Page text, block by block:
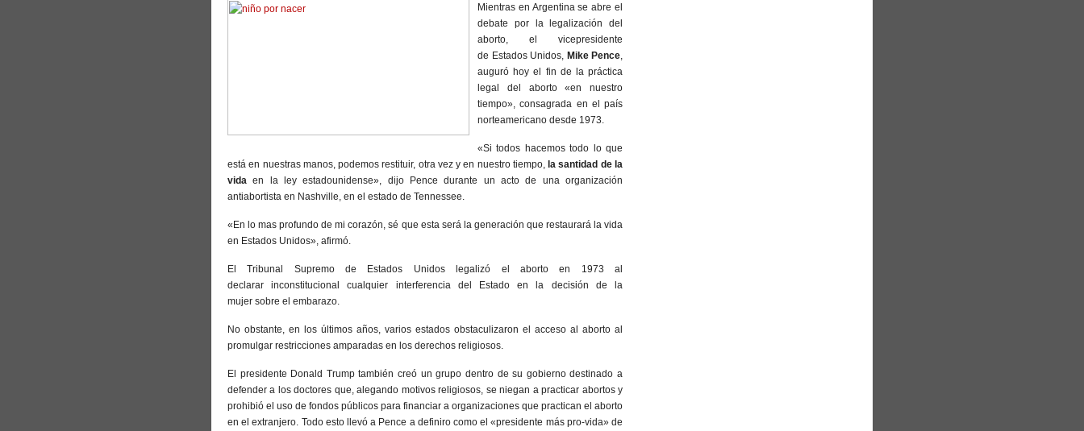
Mientras en Argentina se abre el
debate por la legalización del
aborto, el vicepresidente
de Estados Unidos, Mike Pence,
auguró hoy el fin de la práctica
legal del aborto «en nuestro
tiempo», consagrada en el país
norteamericano desde 1973.
«Si todos hacemos todo lo que
está en nuestras manos, podemos restituir, otra vez y en nuestro tiempo,la santidad de la
vidaen la ley estadounidense», dijo Pence durante un acto de una organización
antiabortista en Nashville, en el estado de Tennessee.
«En lo mas profundo de mi corazón, sé que esta será la generación que restaurará la vida
en Estados Unidos», afirmó.
El Tribunal Supremo de Estados Unidos legalizó el aborto en 1973 al
declarar inconstitucional cualquier interferencia del Estado en la decisión de la
mujer sobre el embarazo.
No obstante, en los últimos años, varios estados obstaculizaron el acceso al aborto al
promulgar restricciones amparadas en los derechos religiosos.
El presidente Donald Trump también creó un grupo dentro de su gobierno destinado a
defender a los doctores que, alegando motivos religiosos, se niegan a practicar abortos y
prohibió el uso de fondos públicos para financiar a organizaciones que practican el aborto
en el extranjero. Todo esto llevó a Pence a definiro como el «presidente más pro-vida» de